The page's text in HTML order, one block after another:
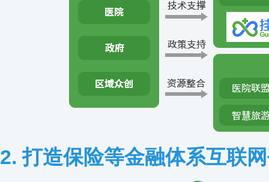
2. 打造保险等金融体系互联